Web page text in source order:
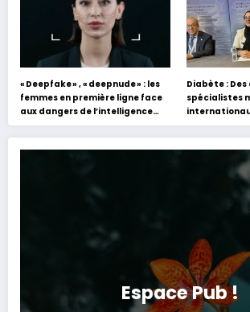
« Deepfake » , « deepnude » : les
femmes en première ligne face
aux dangers de l’intelligence
artificielle
Diabète :
spécialistes
Tanger
Espace Pub !